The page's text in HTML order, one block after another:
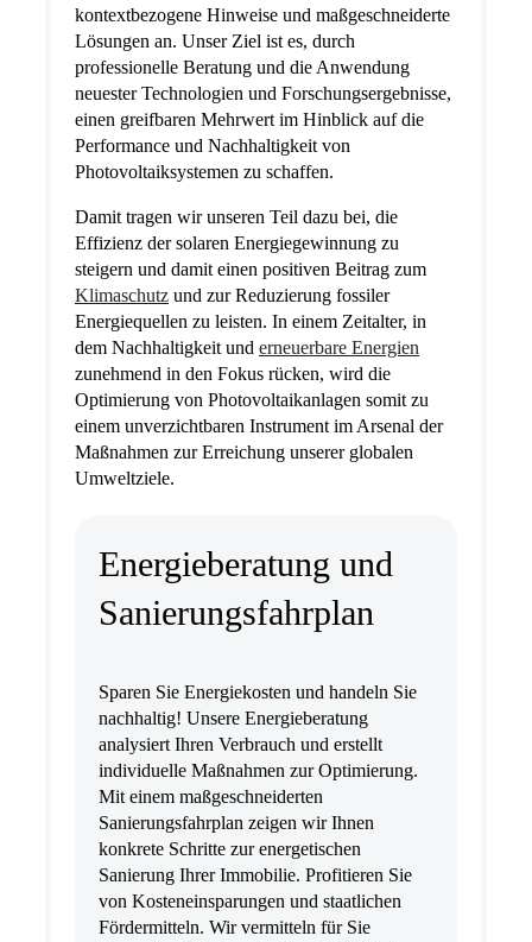
kontextbezogene Hinweise und maßgeschneiderte
Lösungen an. Unser Ziel ist es, durch
professionelle Beratung und die Anwendung
neuester Technologien und Forschungsergebnisse,
einen greifbaren Mehrwert im Hinblick auf die
Performance und Nachhaltigkeit von
Photovoltaiksystemen zu schaffen.
Damit tragen wir unseren Teil dazu bei, die
Effizienz der solaren Energiegewinnung zu
steigern und damit einen positiven Beitrag zum
Klimaschutz und zur Reduzierung fossiler
Energiequellen zu leisten. In einem Zeitalter, in
dem Nachhaltigkeit und erneuerbare Energien
zunehmend in den Fokus rücken, wird die
Optimierung von Photovoltaikanlagen somit zu
einem unverzichtbaren Instrument im Arsenal der
Maßnahmen zur Erreichung unserer globalen
Umweltziele.
Energieberatung und
Sanierungsfahrplan
Sparen Sie Energiekosten und handeln Sie
nachhaltig! Unsere Energieberatung
analysiert Ihren Verbrauch und erstellt
individuelle Maßnahmen zur Optimierung.
Mit einem maßgeschneiderten
Sanierungsfahrplan zeigen wir Ihnen
konkrete Schritte zur energetischen
Sanierung Ihrer Immobilie. Profitieren Sie
von Kosteneinsparungen und staatlichen
Fördermitteln. Wir vermitteln für Sie